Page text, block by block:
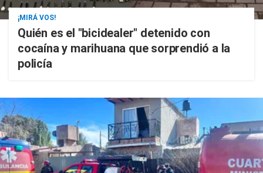
¡MIRÁ VOS!
Quién es el "bicidealer" detenido con
cocaína y marihuana que sorprendió a la
policía